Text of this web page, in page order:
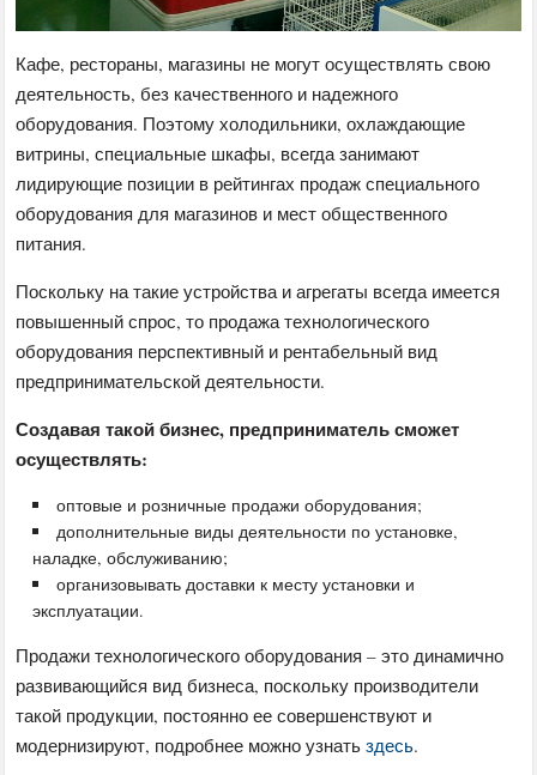
Кафе, рестораны, магазины не могут осуществлять свою
деятельность, без качественного и надежного
оборудования. Поэтому холодильники, охлаждающие
витрины, специальные шкафы, всегда занимают
лидирующие позиции в рейтингах продаж специального
оборудования для магазинов и мест общественного
питания.
Поскольку на такие устройства и агрегаты всегда имеется
повышенный спрос, то продажа технологического
оборудования перспективный и рентабельный вид
предпринимательской деятельности.
Создавая такой бизнес, предприниматель сможет
осуществлять:
оптовые и розничные продажи оборудования;
дополнительные виды деятельности по установке,
наладке, обслуживанию;
организовывать доставки к месту установки и
эксплуатации.
Продажи технологического оборудования – это динамично
развивающийся вид бизнеса, поскольку производители
такой продукции, постоянно ее совершенствуют и
модернизируют, подробнее можно узнатьздесь.